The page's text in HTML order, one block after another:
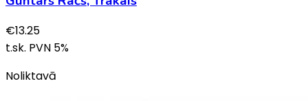
€13.25
t.sk. PVN 5%
Noliktavā